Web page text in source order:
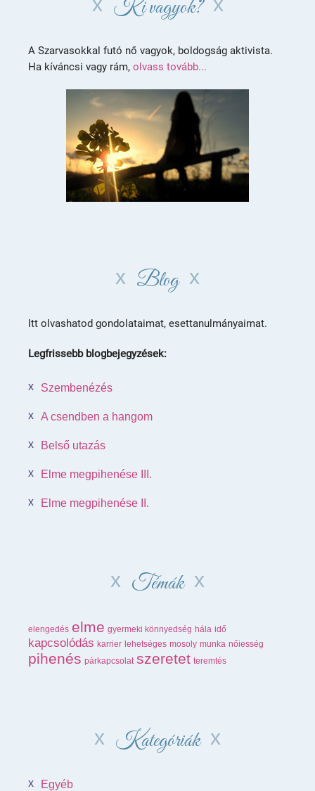
Ki vagyok?
A Szarvasokkal futó nő vagyok, boldogság aktivista.
Ha kíváncsi vagy rám, olvass tovább...
Blog
Itt olvashatod gondolataimat, esettanulmányaimat.
Legfrissebb blogbejegyzések:
Szembenézés
A csendben a hangom
Belső utazás
Elme megpihenése III.
Elme megpihenése II.
Témák
elengedés elme gyermeki könnyedség hála idő
kapcsolódás karrier lehetséges mosoly munka nőiesség
pihenés párkapcsolat szeretet teremtés
Kategóriák
Egyéb